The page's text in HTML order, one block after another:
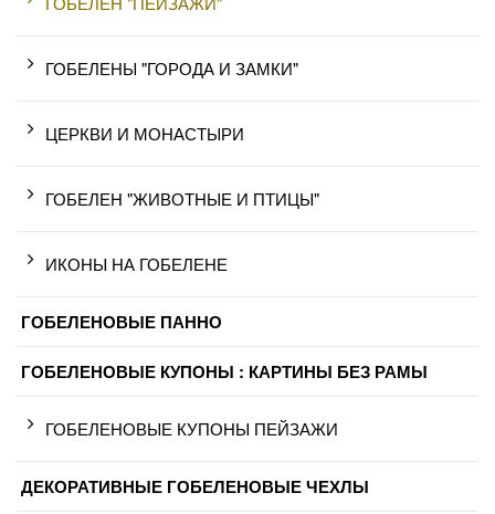
ГОБЕЛЕНЫ "ГОРОДА И ЗАМКИ"
ЦЕРКВИ И МОНАСТЫРИ
ГОБЕЛЕН "ЖИВОТНЫЕ И ПТИЦЫ"
ИКОНЫ НА ГОБЕЛЕНЕ
ГОБЕЛЕНОВЫЕ ПАННО
ГОБЕЛЕНОВЫЕ КУПОНЫ : КАРТИНЫ БЕЗ РАМЫ
ГОБЕЛЕНОВЫЕ КУПОНЫ ПЕЙЗАЖИ
ДЕКОРАТИВНЫЕ ГОБЕЛЕНОВЫЕ ЧЕХЛЫ